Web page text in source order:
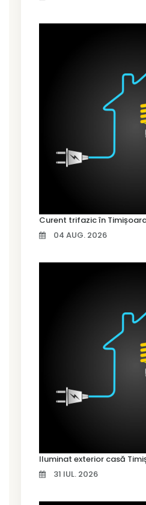
04 AUG. 2026
31 IUL. 2026